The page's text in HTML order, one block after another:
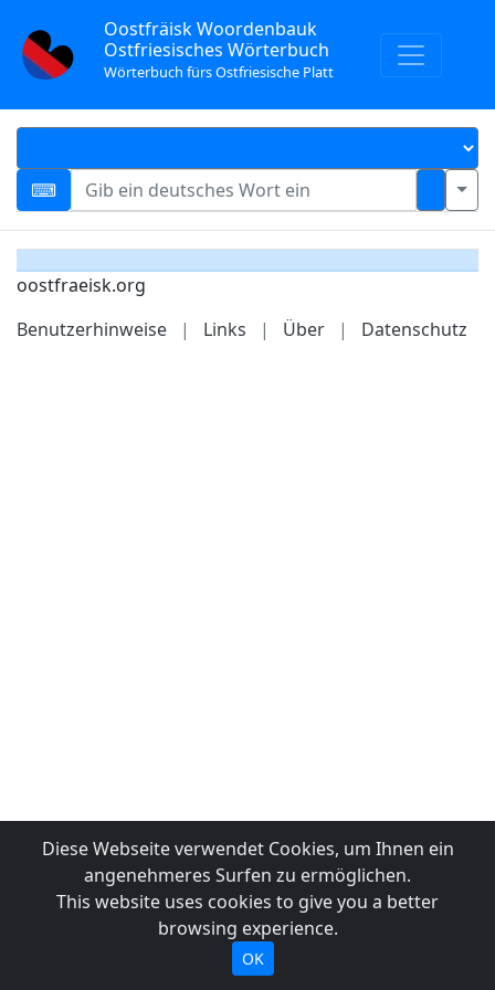
Oostfräisk Woordenbauk
Ostfriesisches Wörterbuch
Wörterbuch fürs Ostfriesische Platt
oostfraeisk.org
Benutzerhinweise
| Links | Über | Datenschutz
Diese Webseite verwendet Cookies, um Ihnen ein
angenehmeres Surfen zu ermöglichen.
This website uses cookies to give you a better
browsing experience.
OK